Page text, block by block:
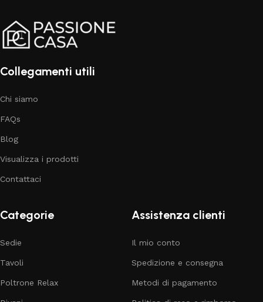
Collegamenti utili
Chi siamo
FAQs
Blog
Visualizza i prodotti
Contattaci
Categorie
Sedie
Tavoli
Poltrone Relax
Assistenza clienti
Il mio conto
Spedizione e consegna
Metodi di pagamento